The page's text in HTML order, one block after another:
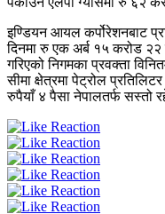
इण्डियन आयल कर्पोरेशनबाट
दिनमा रु एक अर्ब १५ करोड २२
गरिएको निगमका प्रवक्ता
सीमा क्षेत्रमा पेट्रोल
रुपैयाँ ४ पैसा नेपालतर्फ सस्तो